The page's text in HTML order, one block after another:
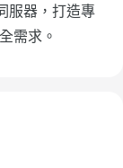
服器，打造專
需求。